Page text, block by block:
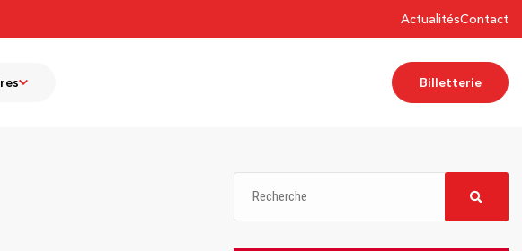
ActualitésContact
Billetterie